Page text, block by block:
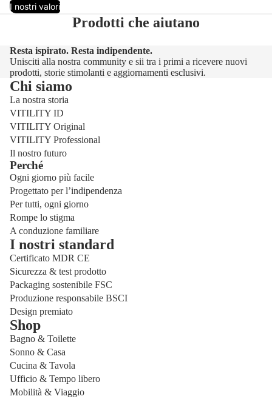
I nostri valori
Prodotti che aiutano
Resta ispirato. Resta indipendente.
Unisciti alla nostra community e sii tra i primi a ricevere nuovi
prodotti, storie stimolanti e aggiornamenti esclusivi.
Chi siamo
La nostra storia
VITILITY ID
VITILITY Original
VITILITY Professional
Il nostro futuro
Perché
Ogni giorno più facile
Progettato per l’indipendenza
Per tutti, ogni giorno
Rompe lo stigma
A conduzione familiare
I nostri standard
Certificato MDR CE
Sicurezza & test prodotto
Packaging sostenibile FSC
Produzione responsabile BSCI
Design premiato
Shop
Bagno & Toilette
Sonno & Casa
Cucina & Tavola
Ufficio & Tempo libero
Mobilità & Viaggio